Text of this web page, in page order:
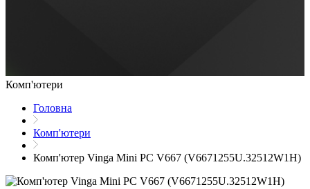
Комп'ютери
Головна
Комп'ютери
Комп'ютер Vinga Mini PC V667 (V6671255U.32512W1H)